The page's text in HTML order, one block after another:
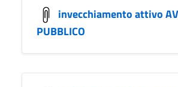
invecchiamento attivo
PUBBLICO